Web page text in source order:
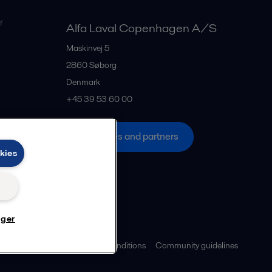
Alfa Laval Copenhagen A/S
Maskinvej 5
2860Søborg
Denmark
+45 39 53 60 00
All offices and partners
Legal terms and conditions Community guidelines